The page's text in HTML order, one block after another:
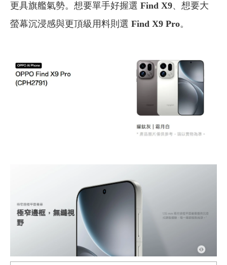
更具旗艦氣勢。 想要單手好握選 Find X9、想要大
螢幕沉浸感與更頂級用料則選 Find X9 Pro。